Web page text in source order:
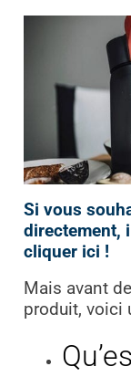
Si vous
directement,
cliquer ici !
Mais avant
produit, voici